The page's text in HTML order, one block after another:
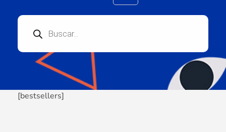
[bestsellers]